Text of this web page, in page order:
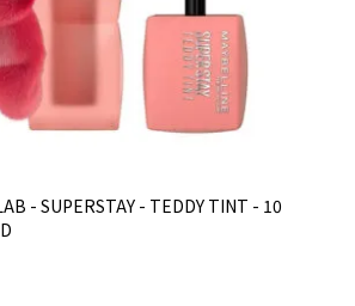
- SUPERSTAY - TEDDY TINT - 10